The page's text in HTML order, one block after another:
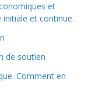
et
et continue.
de soutien
Comment en